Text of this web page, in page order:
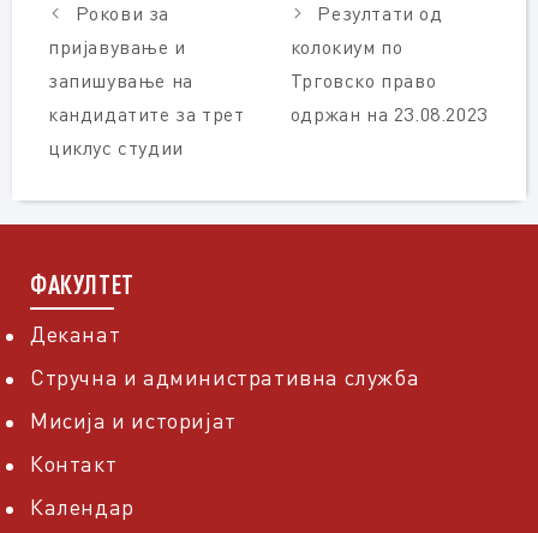
Рокови за
пријавување и
запишување на
кандидатите за трет
циклус студии
Резултати од
колокиум по
Трговско право
одржан на 23.08.2023
ФАКУЛТЕТ
Деканат
Стручна и административна служба
Мисија и историјат
Контакт
Календар